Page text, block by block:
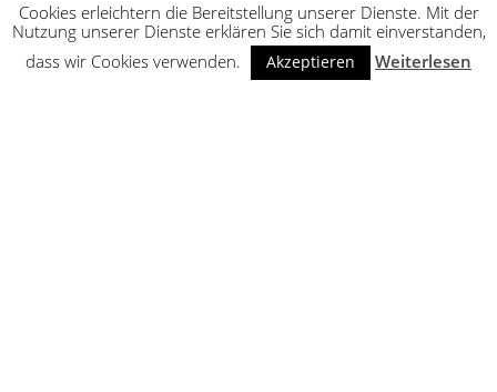
Cookies erleichtern die Bereitstellung unserer Dienste. Mit der
Nutzung unserer Dienste erklären Sie sich damit einverstanden,
dass wir Cookies verwenden.
Akzeptieren Weiterlesen